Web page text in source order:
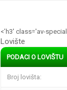
<’h3′ class='av-
Lovište
PODACI O LOVIŠTU
Broj lovišta: